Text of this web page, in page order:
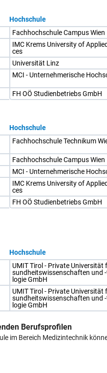
Hochschule
Fach­hoch­schu­le Cam­pus Wien
IMC Krems Uni­ver­si­ty of
ces
Uni­ver­si­tät Linz
MCI - Un­ter­neh­me­ri­sche
FH OÖ Stu­di­en­be­triebs GmbH
Hochschule
Fach­hoch­schu­le Tech­ni­kum
Fach­hoch­schu­le Cam­pus Wien
MCI - Un­ter­neh­me­ri­sche
IMC Krems Uni­ver­si­ty of
ces
FH OÖ Stu­di­en­be­triebs GmbH
Hochschule
UMIT Ti­rol - Pri­va­te Uni­ver­si­tät
sund­heits­wis­sen­schaf­ten und
lo­gie GmbH
UMIT Ti­rol - Pri­va­te Uni­ver­si­tät
sund­heits­wis­sen­schaf­ten und
lo­gie GmbH
Berufsprofilen
im Bereich Medizintechnik